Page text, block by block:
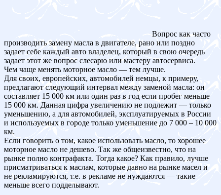
Вопрос как часто
производить замену масла в двигателе, рано или поздно
задает себе каждый авто владелец, который в свою очередь
задает этот же вопрос слесарю или мастеру автосервиса.
Чем чаще менять моторное масло — тем лучше.
Для своих, европейских, автомобилей немцы, к примеру,
предлагают следующий интервал между заменой масла: он
составляет 15 000 км или один раз в год если пробег меньше
15 000 км. Данная цифра увеличению не подлежит — только
уменьшению, а для автомобилей, эксплуатируемых в России
и используемых в городе только уменьшение до 7 000 – 10 000
км.
Если говорить о том, какое использовать масло, то хорошее
моторное масло не дешево. Так же общеизвестно, что на
рынке полно контрафакта. Тогда какое? Как правило, лучше
присматриваться к маслам, которые давно на рынке масел и
не рекламируются, т.е. в рекламе не нуждаются — такие
меньше всего подделывают.